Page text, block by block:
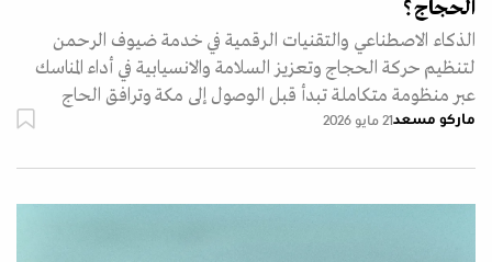
الحجاج؟
الذكاء الاصطناعي والتقنيات الرقمية في خدمة ضيوف الرحمن
لتنظيم حركة الحجاج وتعزيز السلامة والانسيابية في أداء المناسك
عبر منظومة متكاملة تبدأ قبل الوصول إلى مكة وترافق الحاج
ماركو مسعد21 مايو 2026